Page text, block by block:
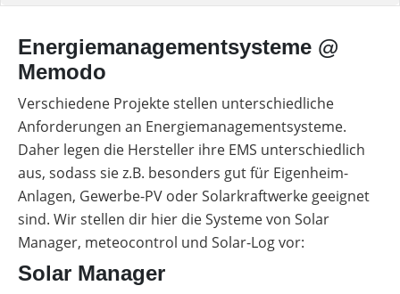
Energiemanagementsysteme @
Memodo
Verschiedene Projekte stellen unterschiedliche
Anforderungen an Energiemanagementsysteme.
Daher legen die Hersteller ihre EMS unterschiedlich
aus, sodass sie z.B. besonders gut für Eigenheim-
Anlagen, Gewerbe-PV oder Solarkraftwerke geeignet
sind. Wir stellen dir hier die Systeme von Solar
Manager, meteocontrol und Solar-Log vor:
Solar Manager